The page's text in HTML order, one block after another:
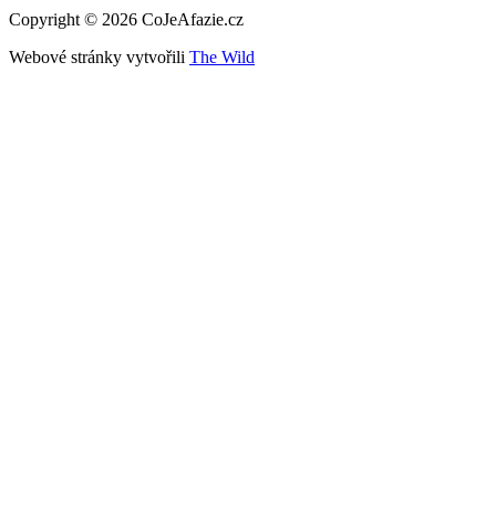
Copyright © 2026 CoJeAfazie.cz
Webové stránky vytvořili The Wild